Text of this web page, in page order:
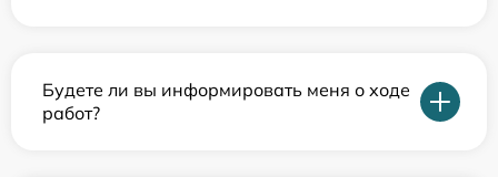
Будете ли вы информировать меня о ходе
работ?